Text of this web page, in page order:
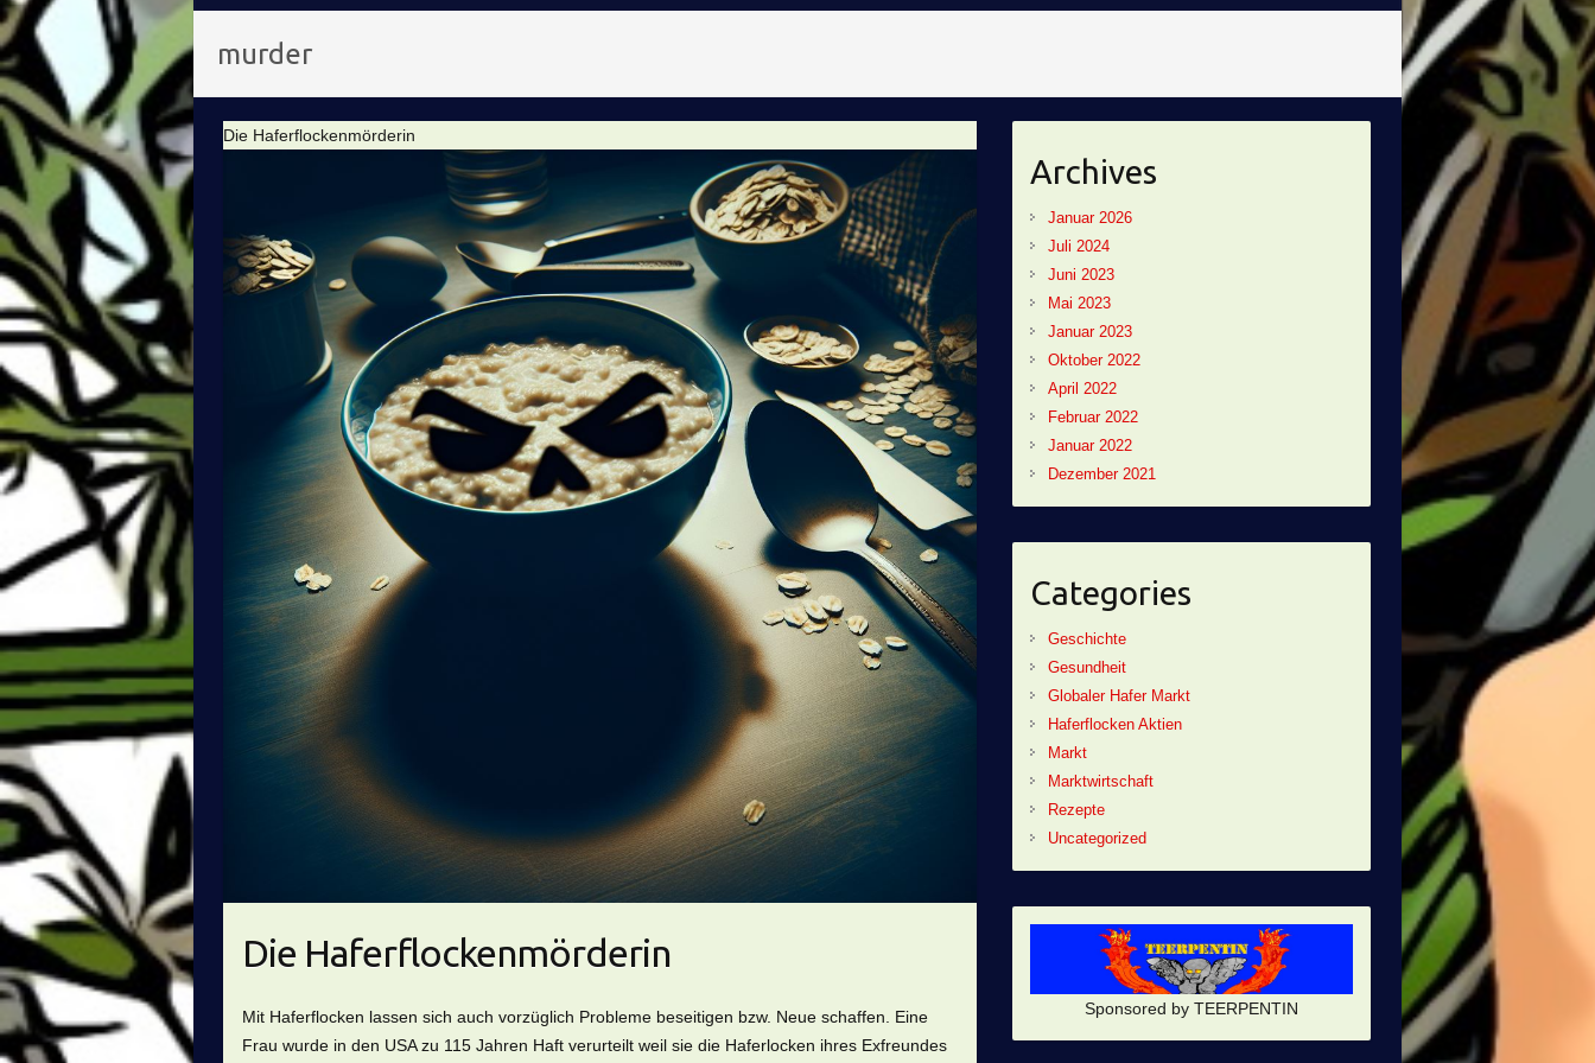
murder
Die Haferflockenmörderin
Die Haferflockenmörderin
Mit Haferflocken lassen sich auch vorzüglich Probleme beseitigen bzw. Neue schaffen. Eine
Frau wurde in den USA zu 115 Jahren Haft verurteilt weil sie die Haferlocken ihres Exfreundes
Archives
Januar 2026
Juli 2024
Juni 2023
Mai 2023
Januar 2023
Oktober 2022
April 2022
Februar 2022
Januar 2022
Dezember 2021
Categories
Geschichte
Gesundheit
Globaler Hafer Markt
Haferflocken Aktien
Markt
Marktwirtschaft
Rezepte
Uncategorized
Sponsored by TEERPENTIN